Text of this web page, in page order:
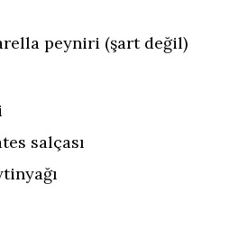
peyniri (şart değil)
salçası